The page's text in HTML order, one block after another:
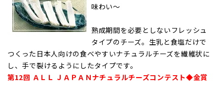
味わい～
熟成期間を必要としないフレッシュ
タイプのチーズ。生乳と食塩だけで
つくった日本人向けの食べやすいナチュラルチーズを繊維状に
し、手で裂けるようにしたタイプです。
第12回 ＡＬＬ ＪＡＰＡＮナチュラルチーズコンテスト◆金賞